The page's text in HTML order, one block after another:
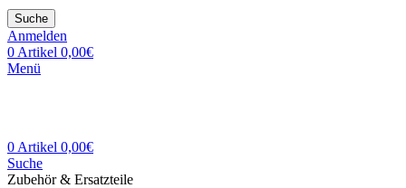
Suche
Anmelden
0 Artikel 0,00€
Menü
0 Artikel 0,00€
Suche
Zubehör & Ersatzteile